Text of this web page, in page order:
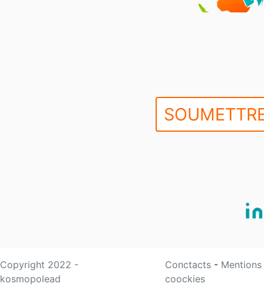
Copyright 2022 -
kosmopolead
Conctacts -
coockies